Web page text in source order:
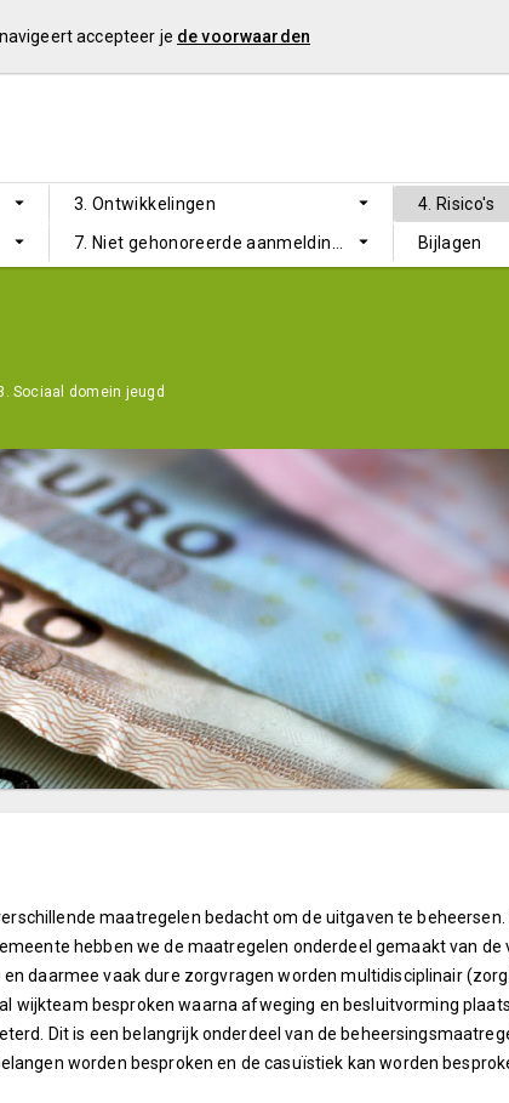
accepteer je de voorwaarden
3. Ontwikkelingen
4. Risico's
7. Niet gehonoreerde aanmeldingen Bijlagen
Sociaal domein jeugd
maatregelen bedacht om de uitgaven te
hebben we de maatregelen onderdeel gemaakt van de
daarmee vaak dure zorgvragen worden multidisciplinair
wijkteam besproken waarna afweging en besluitvorming
Dit is een belangrijk onderdeel van de
worden besproken en de casuïstiek kan worden